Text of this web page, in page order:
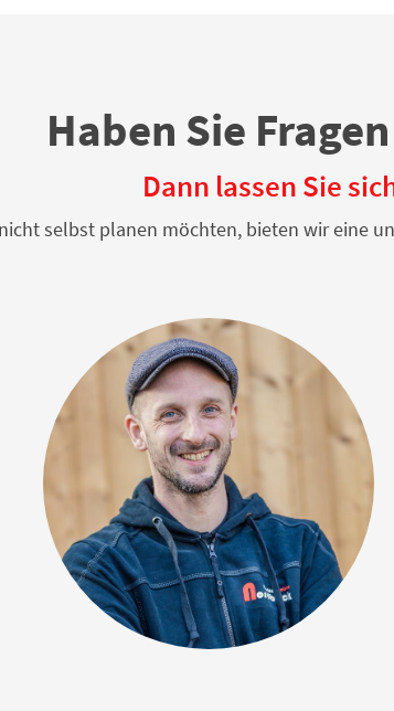
Haben Sie
Dann lassen Sie
selbst planen möchten, bieten wir eine